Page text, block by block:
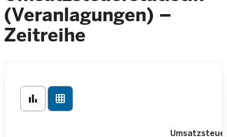
(Veranlagungen) –
Zeitreihe
bar_chart grid_on